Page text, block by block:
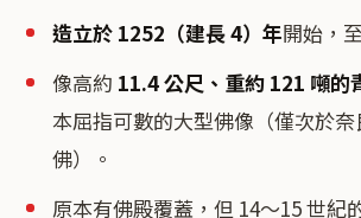
造立於 1252（建長 4）年開始，
像高約 11.4 公尺、重約 121 噸的
本屈指可數的大型佛像（僅次於
佛）。
原本有佛殿覆蓋，但 14〜15 世紀